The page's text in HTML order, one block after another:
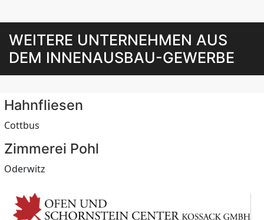
WEITERE UNTERNEHMEN AUS
DEM INNENAUSBAU-GEWERBE
Hahnfliesen
Cottbus
Zimmerei Pohl
Oderwitz